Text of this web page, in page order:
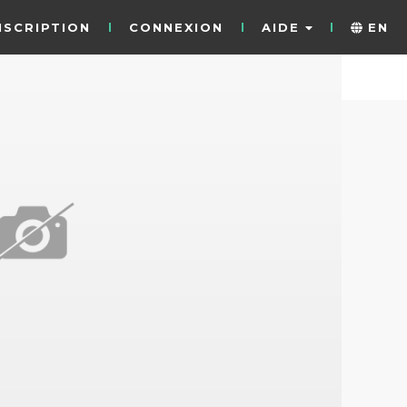
CONNEXION AIDE EN